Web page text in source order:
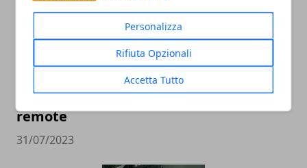
Personalizza
Rifiuta Opzionali
Accetta Tutto
Brain Computing presenta il suo
modello di azienda liquida 100% full
remote
31/07/2023